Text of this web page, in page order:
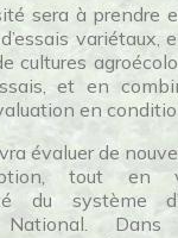
sera à prendre
variétaux,
cultures
et en
en
évaluer de
tout en
du système
National.